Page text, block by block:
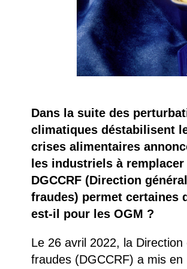
Dans la suite des
climatiques déstabilisent
crises alimentaires
les industriels à
DGCCRF (Direction
fraudes) permet certaines
est-il pour les OGM ?
Le 26 avril 2022, la
fraudes (DGCCRF) a mis